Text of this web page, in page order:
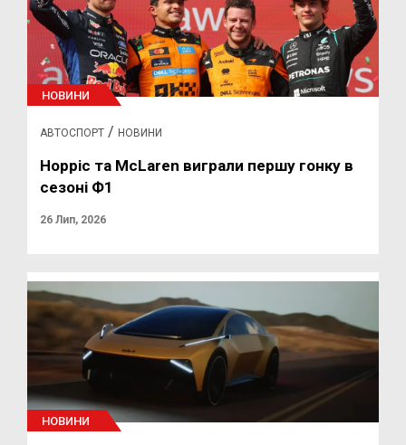
НОВИНИ
АВТОСПОРТ / НОВИНИ
Норріс та McLaren виграли першу гонку в
сезоні Ф1
26 Лип, 2026
НОВИНИ